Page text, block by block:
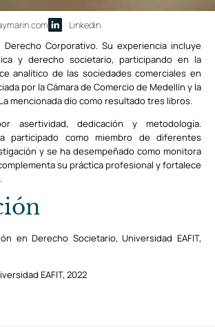
Corporativo. Su experiencia incluye
y derecho societario, participando en la
analítico de las sociedades comerciales en
por la Cámara de Comercio de Medellín y la
mencionada dio como resultado tres libros.
asertividad, dedicación y metodología.
participado como miembro de diferentes
y se ha desempeñado como monitora
su práctica profesional y fortalece
en Derecho Societario, Universidad EAFIT,
EAFIT, 2022
Linkedin